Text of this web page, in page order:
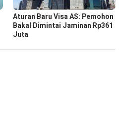
Aturan Baru Visa AS: Pemohon
Bakal Dimintai Jaminan Rp361
Juta